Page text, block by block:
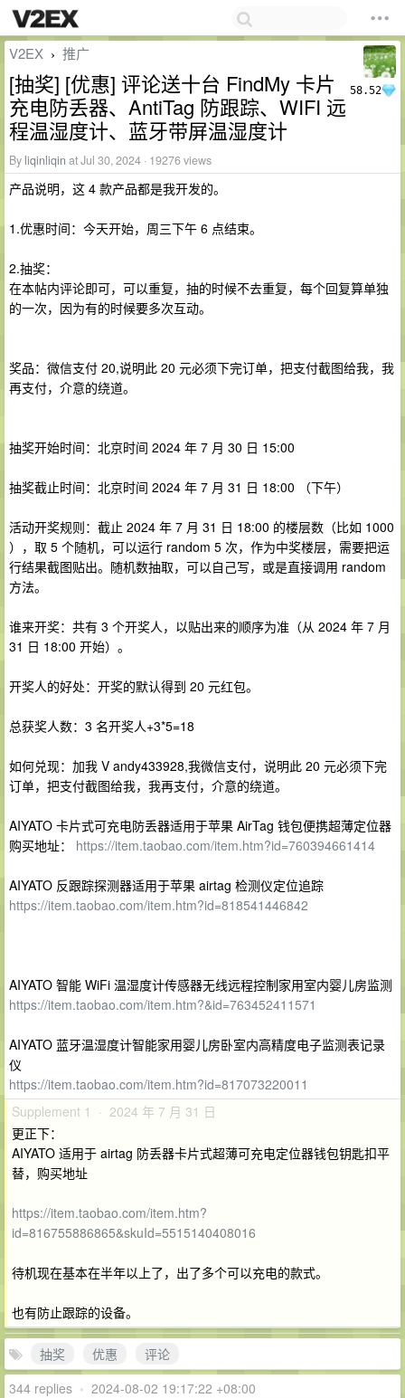
58.52
V2EX › 推广
[抽奖] [优惠] 评论送十台 FindMy 卡片
充电防丢器、AntiTag 防跟踪、WIFI 远
程温湿度计、蓝牙带屏温湿度计
By liqinliqin at Jul 30, 2024 · 19276 views
产品说明，这 4 款产品都是我开发的。
1.优惠时间：今天开始，周三下午 6 点结束。
2.抽奖：
在本帖内评论即可，可以重复，抽的时候不去重复，每个回复算单独
的一次，因为有的时候要多次互动。
奖品：微信支付 20,说明此 20 元必须下完订单，把支付截图给我，我
再支付，介意的绕道。
抽奖开始时间：北京时间 2024 年 7 月 30 日 15:00
抽奖截止时间：北京时间 2024 年 7 月 31 日 18:00 （下午）
活动开奖规则：截止 2024 年 7 月 31 日 18:00 的楼层数（比如 1000
），取 5 个随机，可以运行 random 5 次，作为中奖楼层，需要把运
行结果截图贴出。随机数抽取，可以自己写，或是直接调用 random
方法。
谁来开奖：共有 3 个开奖人，以贴出来的顺序为准（从 2024 年 7 月
31 日 18:00 开始）。
开奖人的好处：开奖的默认得到 20 元红包。
总获奖人数：3 名开奖人+3*5=18
如何兑现：加我 V andy433928,我微信支付，说明此 20 元必须下完
订单，把支付截图给我，我再支付，介意的绕道。
AIYATO 卡片式可充电防丢器适用于苹果 AirTag 钱包便携超薄定位器
购买地址： https://item.taobao.com/item.htm?id=760394661414
AIYATO 反跟踪探测器适用于苹果 airtag 检测仪定位追踪
https://item.taobao.com/item.htm?id=818541446842
AIYATO 智能 WiFi 温湿度计传感器无线远程控制家用室内婴儿房监测
https://item.taobao.com/item.htm?&id=763452411571
AIYATO 蓝牙温湿度计智能家用婴儿房卧室内高精度电子监测表记录
仪
https://item.taobao.com/item.htm?id=817073220011
Supplement 1 · 2024 年 7 月 31 日
更正下：
AIYATO 适用于 airtag 防丢器卡片式超薄可充电定位器钱包钥匙扣平
替，购买地址
https://item.taobao.com/item.htm?
id=816755886865&skuId=5515140408016
待机现在基本在半年以上了，出了多个可以充电的款式。
也有防止跟踪的设备。
抽奖 优惠
评论
344 replies • 2024-08-02 19:17:22 +08:00